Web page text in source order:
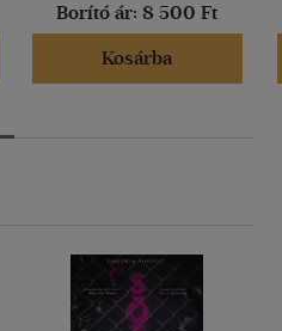
Borító ár: 8 500 Ft
Kosárba